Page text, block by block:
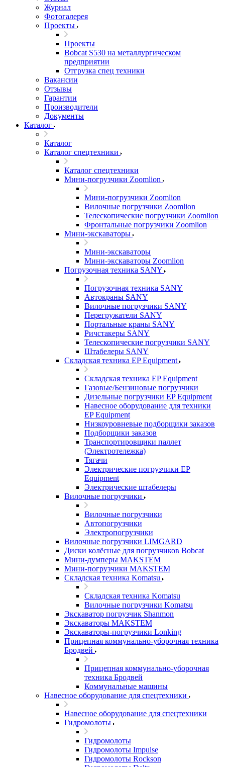
Журнал
Фотогалерея
Проекты
Проекты
Bobcat S530 на металлургическом
предприятии
Отгрузка спец техники
Вакансии
Отзывы
Гарантии
Производители
Документы
Каталог
Каталог
Каталог спецтехники
Каталог спецтехники
Мини-погрузчики Zoomlion
Мини-погрузчики Zoomlion
Вилочные погрузчики Zoomlion
Телескопические погрузчики Zoomlion
Фронтальные погрузчики Zoomlion
Мини-экскаваторы
Мини-экскаваторы
Мини-экскаваторы Zoomlion
Погрузочная техника SANY
Погрузочная техника SANY
Автокраны SANY
Вилочные погрузчики SANY
Перегружатели SANY
Портальные краны SANY
Ричстакеры SANY
Телескопические погрузчики SANY
Штабелеры SANY
Складская техника EP Equipment
Складская техника EP Equipment
Газовые/Бензиновые погрузчики
Дизельные погрузчики EP Equipment
Навесное оборудование для техники
EP Equipment
Низкоуровневые подборщики заказов
Подборщики заказов
Транспортировщики паллет
(Электротележка)
Тягачи
Электрические погрузчики EP
Equipment
Электрические штабелеры
Вилочные погрузчики
Вилочные погрузчики
Автопогрузчики
Электропогрузчики
Вилочные погрузчики LIMGARD
Диски колёсные для погрузчиков Bobcat
Мини-думперы MAKSTEM
Мини-погрузчики MAKSTEM
Складская техника Komatsu
Складская техника Komatsu
Вилочные погрузчики Komatsu
Экскаватор погрузчик Shanmon
Экскаваторы MAKSTEM
Экскаваторы-погрузчики Lonking
Прицепная коммунально-уборочная техника
Бродвей
Прицепная коммунально-уборочная
техника Бродвей
Коммунальные машины
Навесное оборудование для спецтехники
Навесное оборудование для спецтехники
Гидромолоты
Гидромолоты
Гидромолоты Impulse
Гидромолоты Rockson